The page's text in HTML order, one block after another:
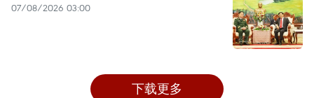
07/08/2026 03:00
下载更多